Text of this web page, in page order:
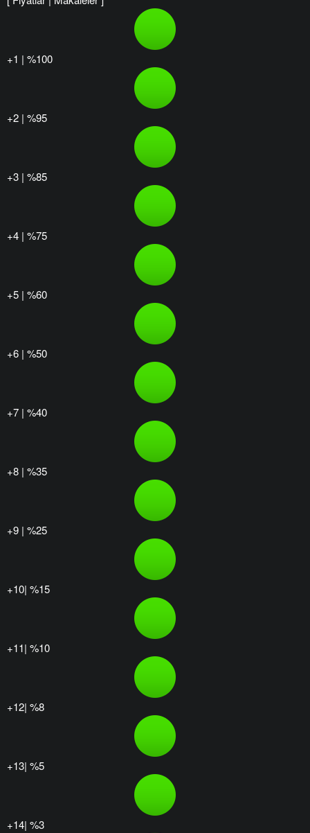
+1 | %100
+2 | %95
+3 | %85
+4 | %75
+5 | %60
+6 | %50
+7 | %40
+8 | %35
+9 | %25
+10| %15
+11| %10
+12| %8
+13| %5
+14| %3